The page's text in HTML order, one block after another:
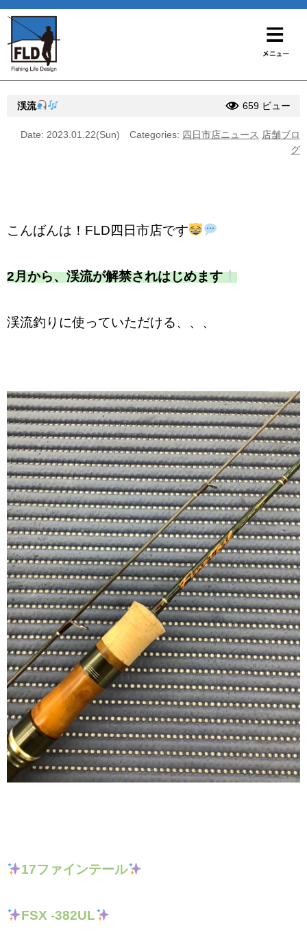
渓流 659 ビュー
Date: 2023.01.22(Sun) Categories: 四日市店ニュース 店舗ブロ
グ
こんばんは！FLD四日市店です
2月から、渓流が解禁されはじめます
渓流釣りに使っていただける、、、
17ファインテール
FSX -382UL